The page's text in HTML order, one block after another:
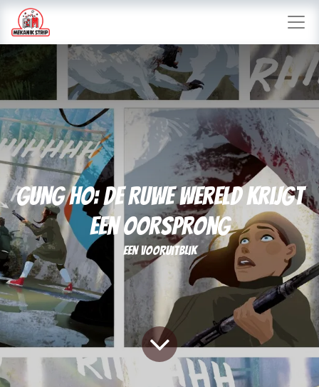
GUNG HO: De Ruwe Wereld Krijgt
een Oorsprong
een vooruitblik